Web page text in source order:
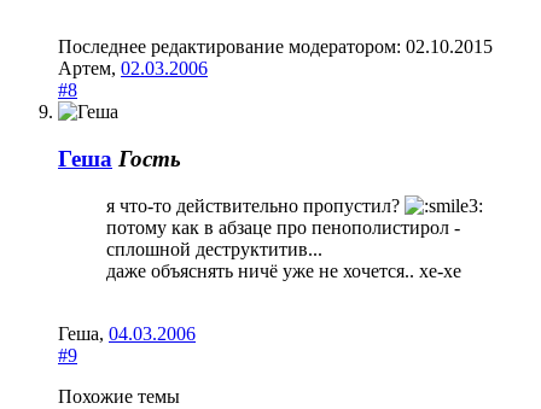
Последнее редактирование модератором: 02.10.2015
Артем, 02.03.2006
#8
Геша Гость
я что-то действительно пропустил?
потому как в абзаце про пенополистирол -
сплошной деструктитив...
даже объяснять ничё уже не хочется.. хе-хе
Геша, 04.03.2006
#9
Похожие темы